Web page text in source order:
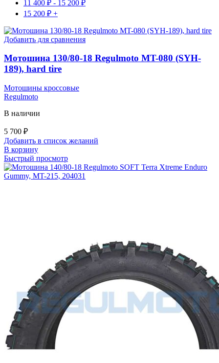
11 400 ₽ - 15 200 ₽
15 200 ₽ +
Добавить для сравнения
Мотошина 130/80-18 Regulmoto MT-080 (SYH-
189), hard tire
Мотошины кроссовые
Regulmoto
В наличии
5 700 ₽
Добавить в список желаний
В корзину
Быстрый просмотр